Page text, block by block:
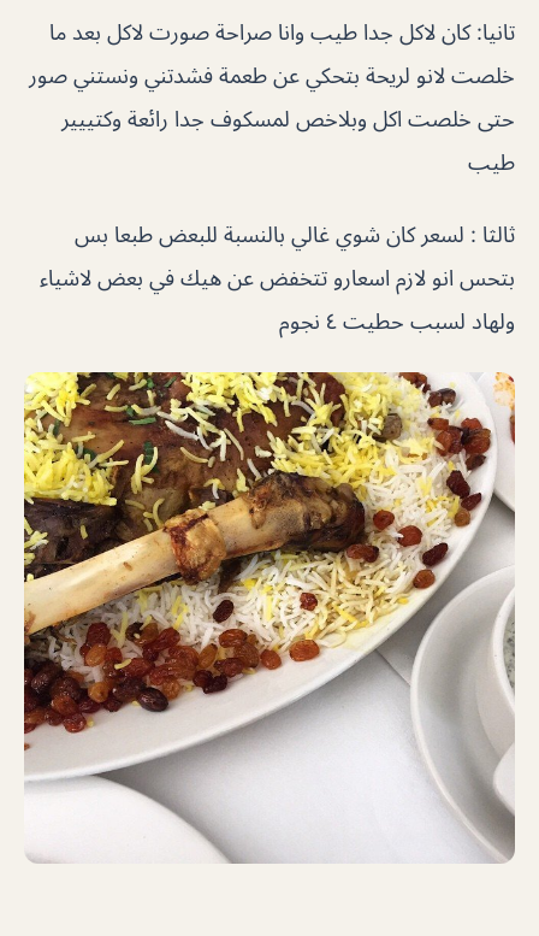
تانيا: كان لاكل جدا طيب وانا صراحة صورت لاكل بعد ما
خلصت لانو لريحة بتحكي عن طعمة فشدتني ونستني صور
حتى خلصت اكل وبلاخص لمسكوف جدا رائعة وكتييير
طيب
ثالثا : لسعر كان شوي غالي بالنسبة للبعض طبعا بس
بتحس انو لازم اسعارو تتخفض عن هيك في بعض لاشياء
ولهاد لسبب حطيت ٤ نجوم